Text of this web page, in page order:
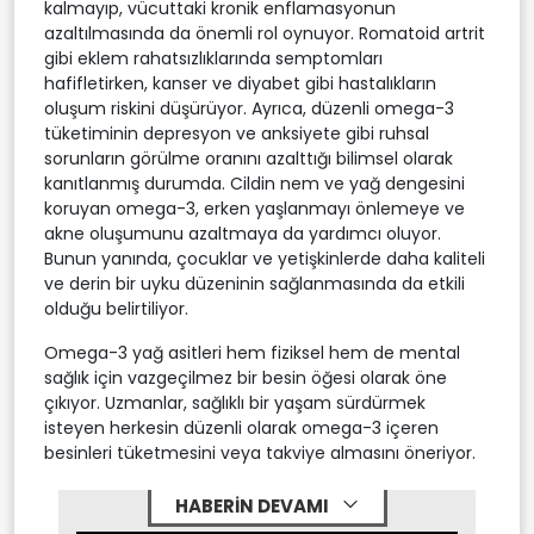
kalmayıp, vücuttaki kronik enflamasyonun
azaltılmasında da önemli rol oynuyor. Romatoid artrit
gibi eklem rahatsızlıklarında semptomları
hafifletirken, kanser ve diyabet gibi hastalıkların
oluşum riskini düşürüyor. Ayrıca, düzenli omega-3
tüketiminin depresyon ve anksiyete gibi ruhsal
sorunların görülme oranını azalttığı bilimsel olarak
kanıtlanmış durumda. Cildin nem ve yağ dengesini
koruyan omega-3, erken yaşlanmayı önlemeye ve
akne oluşumunu azaltmaya da yardımcı oluyor.
Bunun yanında, çocuklar ve yetişkinlerde daha kaliteli
ve derin bir uyku düzeninin sağlanmasında da etkili
olduğu belirtiliyor.
Omega-3 yağ asitleri hem fiziksel hem de mental
sağlık için vazgeçilmez bir besin öğesi olarak öne
çıkıyor. Uzmanlar, sağlıklı bir yaşam sürdürmek
isteyen herkesin düzenli olarak omega-3 içeren
besinleri tüketmesini veya takviye almasını öneriyor.
HABERİN DEVAMI